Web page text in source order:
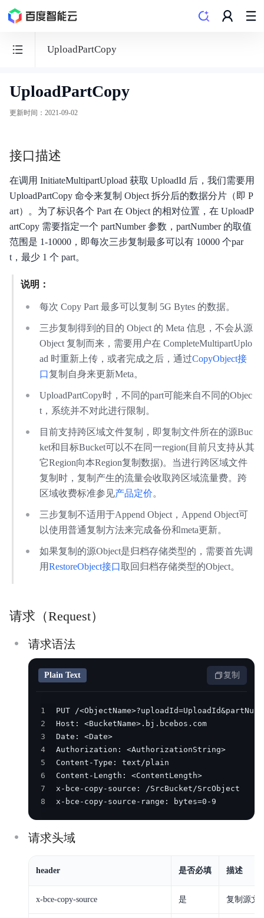
UploadPartCopy
BOS
对
储
功能发布记录
产品公告
安全与合规
产品描述
产品定价
快速入门
视频专区
控制台操作指南
开发者指南
数据处理
数据湖存储
数据魔方
内容审核
API参考
AWS S3 兼容
周边工具
典型实践
服务等级协议SLA
相关协议
UploadPartCopy
更新时间 ： 2021-09-02
接口描述
在调用 InitiateMultipartUpload 获取 UploadId 后，我们需要用
UploadPartCopy 命令来复制 Object 拆分后的数据分片（即 P
art）。为了标识各个 Part 在 Object 的相对位置，在 UploadP
artCopy 需要指定一个 partNumber 参数，partNumber 的取值
范围是 1-10000，即每次三步复制最多可以有 10000 个par
t，最少 1 个 part。
说明：
每次 Copy Part 最多可以复制 5G Bytes 的数据。
三步复制得到的目的 Object 的 Meta 信息，不会从源
Object 复制而来，需要用户在 CompleteMultipartUplo
ad 时重新上传，或者完成之后，通过CopyObject接
口复制自身来更新Meta。
UploadPartCopy时，不同的part可能来自不同的Objec
t，系统并不对此进行限制。
目前支持跨区域文件复制，即复制文件所在的源Buc
ket和目标Bucket可以不在同一region(目前只支持从其
它Region向本Region复制数据)。当进行跨区域文件
复制时，复制产生的流量会收取跨区域流量费。跨
区域收费标准参见产品定价。
三步复制不适用于Append Object，Append Object可
以使用普通复制方法来完成备份和meta更新。
如果复制的源Object是归档存储类型的，需要首先调
用RestoreObject接口取回归档存储类型的Object。
请求（Request）
请求语法
Plain Text 复制
1
2
3
4
5
6
7
8
x-bce-copy-source-range: bytes=0-9
请求头域
header 是否必填 描述
x-bce-copy-source 是 复制源文